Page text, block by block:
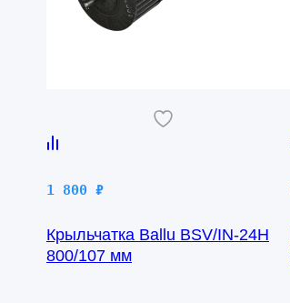
1 800 ₽
Крыльчатка Ballu BSV/IN-24H
800/107 мм